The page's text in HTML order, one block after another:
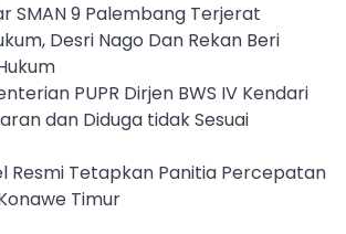
SMAN 9 Palembang Terjerat
Desri Nago Dan Rekan Beri
PUPR Dirjen BWS IV Kendari
dan Diduga tidak Sesuai
Resmi Tetapkan Panitia Percepatan
Timur